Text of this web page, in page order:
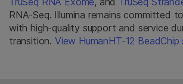
RNA-Seq. Illumina remains committed
with high-quality support and service
transition. View HumanHT-12